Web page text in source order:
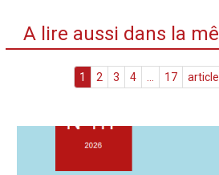
A lire aussi dans la
1 2 3 4 17